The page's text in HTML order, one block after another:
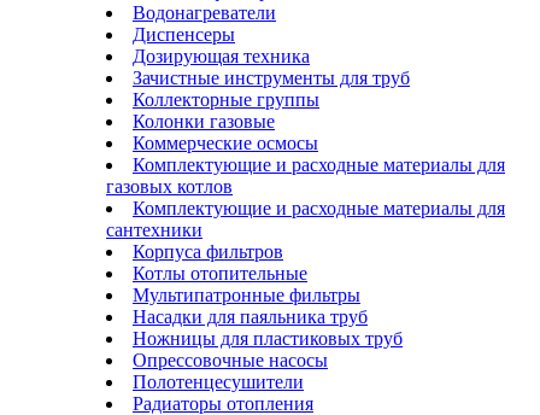
Водонагреватели
Диспенсеры
Дозирующая техника
Зачистные инструменты для труб
Коллекторные группы
Колонки газовые
Коммерческие осмосы
Комплектующие и расходные материалы для
газовых котлов
Комплектующие и расходные материалы для
сантехники
Корпуса фильтров
Котлы отопительные
Мультипатронные фильтры
Насадки для паяльника труб
Ножницы для пластиковых труб
Опрессовочные насосы
Полотенцесушители
Радиаторы отопления